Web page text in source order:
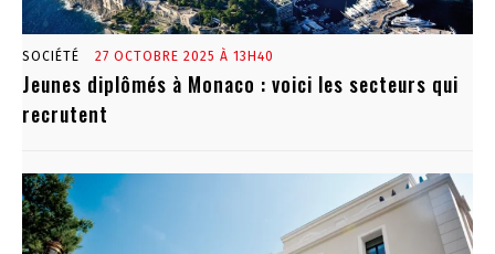
SOCIÉTÉ 27 OCTOBRE 2025 À 13H40
Jeunes diplômés à Monaco : voici les secteurs qui
recrutent